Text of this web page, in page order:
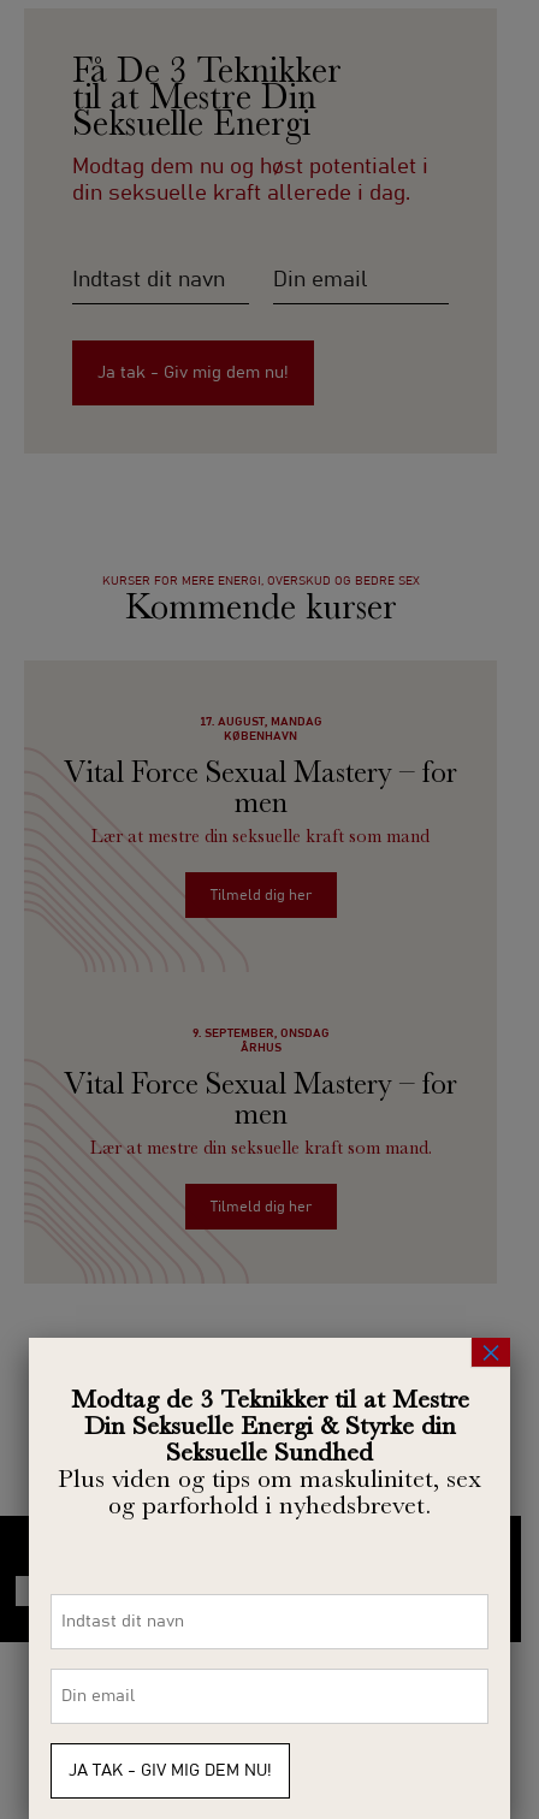
Få De 3 Teknikker
til at Mestre Din
Seksuelle Energi
Modtag dem nu og høst potentialet i
din seksuelle kraft allerede i dag.
Navn
E-
KURSER FOR MERE ENERGI, OVERSKUD OG BEDRE SEX
Kommende kurser
17. AUGUST, MANDAG
KØBENHAVN
Vital Force Sexual Mastery – for
men
Lær at mestre din seksuelle kraft som mand
Tilmeld dig her
9. SEPTEMBER, ONSDAG
ÅRHUS
Vital Force Sexual Mastery – for
men
Lær at mestre din seksuelle kraft som mand.
Tilmeld dig her
BLIV KLOGERE PÅ DIN SEKSUALITET
VitalUnit blog
Modtag de 3 Teknikker til at Mestre
Din Seksuelle Energi & Styrke din
Seksuelle Sundhed
Plus viden og tips om maskulinitet, sex
og parforhold i nyhedsbrevet.
mail
*
×